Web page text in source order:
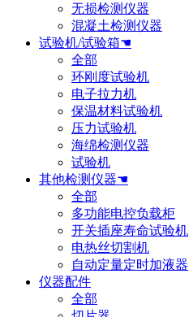
无损检测仪器
混凝土检测仪器
试验机/试验箱☚
全部
环刚度试验机
电子拉力机
保温材料试验机
压力试验机
海绵检测仪器
试验机
其他检测仪器☚
全部
多功能电控负载柜
开关插座寿命试验机
电热丝切割机
自动定量定时加液器
仪器配件
全部